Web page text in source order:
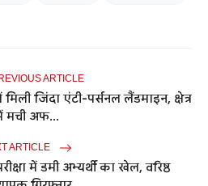
ARTICLE
जिंदा एंटी-पर्सनल लैंडमाइन, क्षेत्र
मची अफ...
ARTICLE
में डमी अभ्यर्थी का खेल, वरिष्ठ